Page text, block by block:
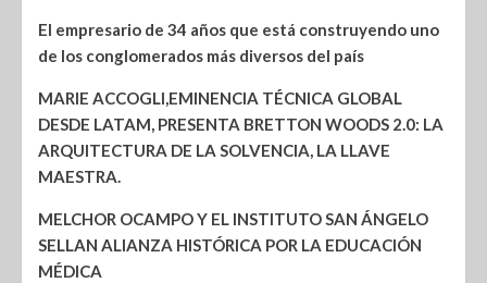
El empresario de 34 años que está construyendo uno
de los conglomerados más diversos del país
MARIE ACCOGLI,EMINENCIA TÉCNICA GLOBAL
DESDE LATAM, PRESENTA BRETTON WOODS 2.0: LA
ARQUITECTURA DE LA SOLVENCIA, LA LLAVE
MAESTRA.
MELCHOR OCAMPO Y EL INSTITUTO SAN ÁNGELO
SELLAN ALIANZA HISTÓRICA POR LA EDUCACIÓN
MÉDICA